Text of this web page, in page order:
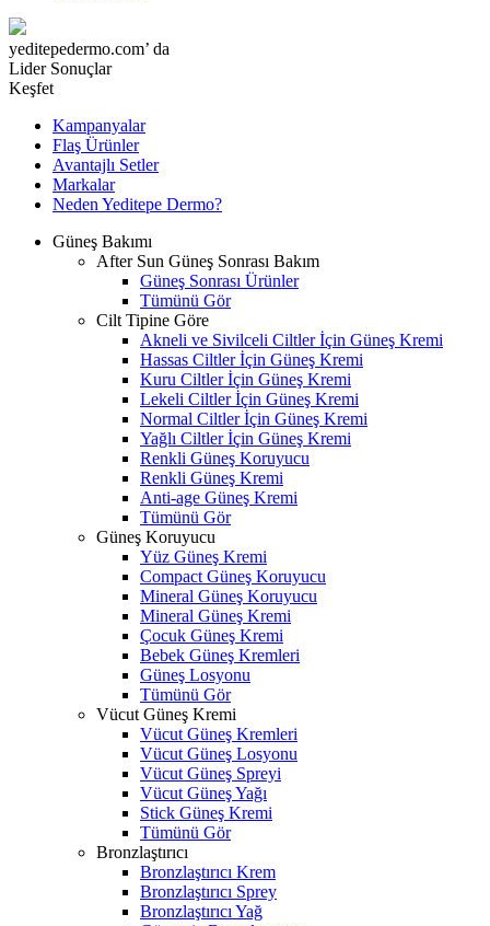
yeditepedermo.com’ da
Lider Sonuçlar
Keşfet
Kampanyalar
Flaş Ürünler
Avantajlı Setler
Markalar
Neden Yeditepe Dermo?
Güneş Bakımı
After Sun Güneş Sonrası Bakım
Güneş Sonrası Ürünler
Tümünü Gör
Cilt Tipine Göre
Akneli ve Sivilceli Ciltler İçin Güneş Kremi
Hassas Ciltler İçin Güneş Kremi
Kuru Ciltler İçin Güneş Kremi
Lekeli Ciltler İçin Güneş Kremi
Normal Ciltler İçin Güneş Kremi
Yağlı Ciltler İçin Güneş Kremi
Renkli Güneş Koruyucu
Renkli Güneş Kremi
Anti-age Güneş Kremi
Tümünü Gör
Güneş Koruyucu
Yüz Güneş Kremi
Compact Güneş Koruyucu
Mineral Güneş Koruyucu
Mineral Güneş Kremi
Çocuk Güneş Kremi
Bebek Güneş Kremleri
Güneş Losyonu
Tümünü Gör
Vücut Güneş Kremi
Vücut Güneş Kremleri
Vücut Güneş Losyonu
Vücut Güneş Spreyi
Vücut Güneş Yağı
Stick Güneş Kremi
Tümünü Gör
Bronzlaştırıcı
Bronzlaştırıcı Krem
Bronzlaştırıcı Sprey
Bronzlaştırıcı Yağ